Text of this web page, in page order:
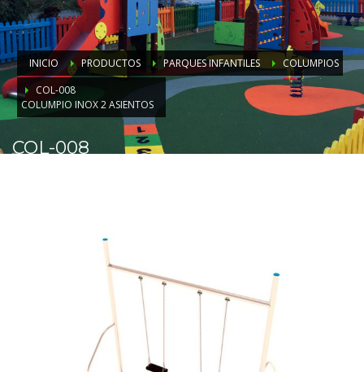
INICIO PRODUCTOS PARQUES INFANTILES
COLUMPIOS
COL-008
COLUMPIO INOX 2 ASIENTOS
COL-008